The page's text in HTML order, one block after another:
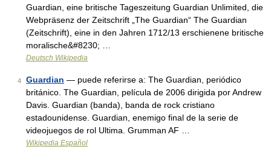
Guardian, eine britische Tageszeitung Guardian Unlimited, die
Webpräsenz der Zeitschrift „The Guardian“ The Guardian
(Zeitschrift), eine in den Jahren 1712/13 erschienene britische
moralische&#8230; …
Deutsch Wikipedia
4 Guardian — puede referirse a: The Guardian, periódico
británico. The Guardian, película de 2006 dirigida por Andrew
Davis. Guardian (banda), banda de rock cristiano
estadounidense. Guardian, enemigo final de la serie de
videojuegos de rol Ultima. Grumman AF …
Wikipedia Español